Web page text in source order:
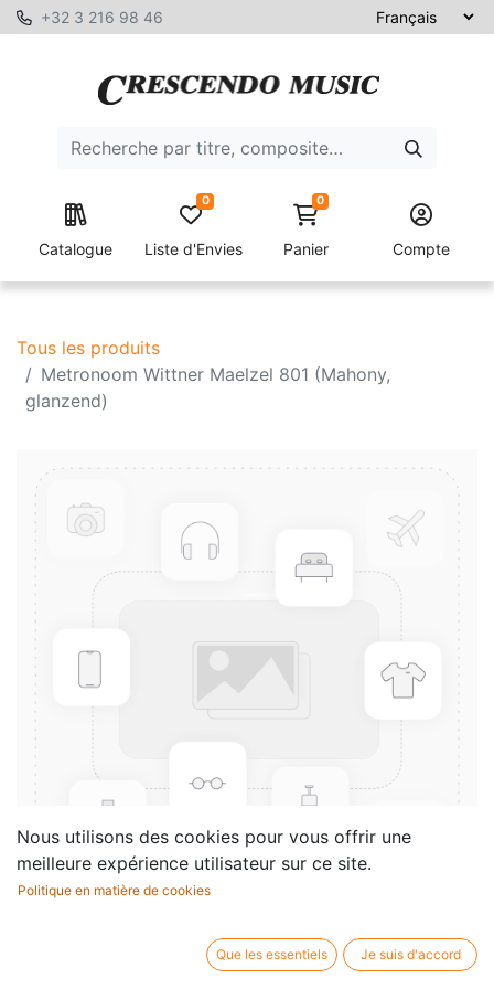
+32 3 216 98 46
Catalogue Liste d'Envies
0 0
Panier Compte
Tous les produits
Metronoom Wittner Maelzel 801 (Mahony,
glanzend)
Metronoom Wittner Maelzel
Nous utilisons des cookies pour vous offrir une
meilleure expérience utilisateur sur ce site.
Politique en matière de cookies
Que les essentiels Je suis d'accord